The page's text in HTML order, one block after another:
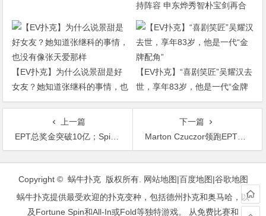
持阵容 申东烨秀智朴宝剑再合
作
【EV扑克】为什么说景甜是好
女友？她知道张继科的事情，也
没有像张天爱那样
【EV扑克】“喜剧笑匠”吴耀汉去
世，享年83岁，他是一代“金牌
配角”
上一篇
EPT总奖金突破10亿；Spin N Go开出第16个百万巨奖
下一篇
Marton Czuczor领跑EPT布拉格站主赛事Day5
文
Copyright © 蜗牛扑克 版权所有. 网站地图|百度地图|谷歌地图
蜗牛扑克提供最受欢迎的扑克变种，包括德州扑克和奥马哈，以
及Fortune Spin和All-In或Fold等独特游戏。 从免费比赛和